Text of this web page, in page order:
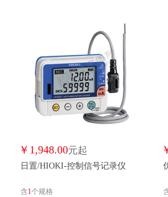
思创/STRONG
神州明达/SZMID
泰克/TEKTRONIX
西维拓/TESTMART 泰工华控/TGHK
优利德/UNI-T
优品/UPIN
WAVETARGET/WAVETARGET
￥ 1,948.00元起
日置/HIOKI-控制信号记录仪
含1个规格